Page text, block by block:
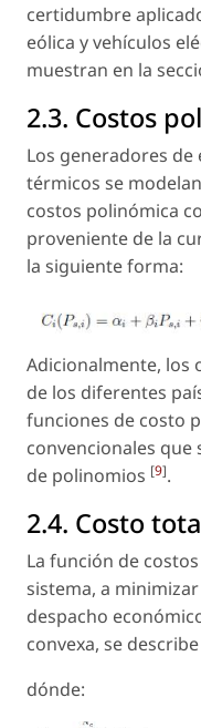
certidumbre
eólica y vehículos
muestran en la
2.3. Costos
Los generadores
térmicos se
costos polinómica
proveniente de la
la siguiente forma:
Adicionalmente, los
de los diferentes
funciones de costo
convencionales que
de polinomios [9].
2.4. Costo
La función de
sistema, a
despacho
convexa, se
dónde: